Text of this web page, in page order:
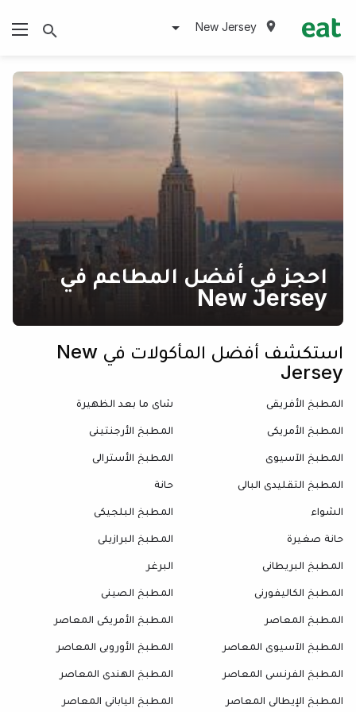
New Jersey
احجز في أفضل المطاعم في
New Jersey
استكشف أفضل المأكولات في New
Jersey
المطبخ الأفريقي
شاي ما بعد الظهيرة
المطبخ الأمريكي
المطبخ الأرجنتيني
المطبخ الآسيوي
المطبخ الأسترالي
المطبخ التقليدي البالي
حانة
الشواء
المطبخ البلجيكي
حانة صغيرة
المطبخ البرازيلي
المطبخ البريطاني
البرغر
المطبخ الكاليفورني
المطبخ الصيني
المطبخ المعاصر
المطبخ الأمريكي المعاصر
المطبخ الآسيوي المعاصر
المطبخ الأوروبي المعاصر
المطبخ الفرنسي المعاصر
المطبخ الهندي المعاصر
المطبخ الإيطالي المعاصر
المطبخ الياباني المعاصر